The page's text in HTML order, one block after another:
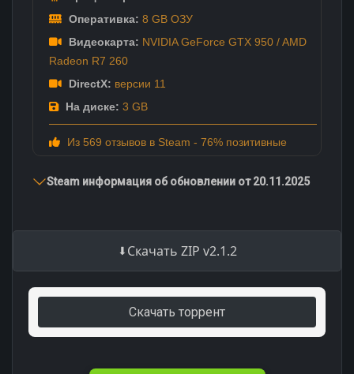
Оперативка: 8 GB ОЗУ
Видеокарта: NVIDIA GeForce GTX 950 / AMD
Radeon R7 260
DirectX: версии 11
На диске: 3 GB
Из 569 отзывов в Steam - 76% позитивные
Steam информация об обновлении от 20.11.2025
Скачать ZIP v2.1.2
Скачать торрент